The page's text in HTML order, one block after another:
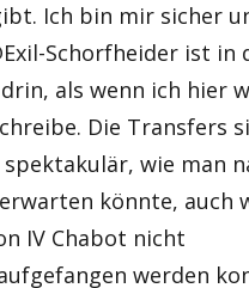
Ich bin mir sicher
Schorfheider ist in
als wenn ich hier
Die Transfers
wie man
könnte, auch
IV Chabot nicht
werden